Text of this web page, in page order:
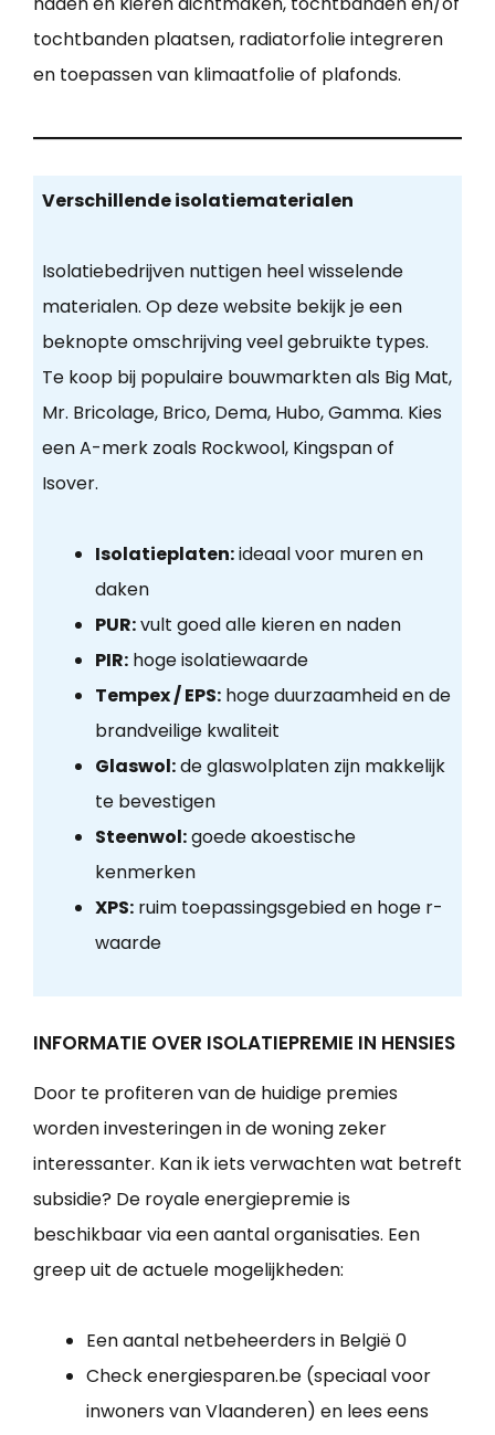
tochtbanden plaatsen, radiatorfolie integreren
en toepassen van klimaatfolie of plafonds.
Verschillende isolatiematerialen
Isolatiebedrijven nuttigen heel wisselende
materialen. Op deze website bekijk je een
beknopte omschrijving veel gebruikte types.
Te koop bij populaire bouwmarkten als Big Mat,
Mr. Bricolage, Brico, Dema, Hubo, Gamma. Kies
een A-merk zoals Rockwool, Kingspan of
Isover.
Isolatieplaten:ideaal voor muren en
daken
PUR:vult goed alle kieren en naden
PIR:hoge isolatiewaarde
Tempex / EPS:hoge duurzaamheid en de
brandveilige kwaliteit
Glaswol:de glaswolplaten zijn makkelijk
te bevestigen
Steenwol:goede akoestische
kenmerken
XPS:ruim toepassingsgebied en hoge r-
waarde
INFORMATIE OVER ISOLATIEPREMIE IN HENSIES
Door te profiteren van de huidige premies
worden investeringen in de woning zeker
interessanter. Kan ik iets verwachten wat betreft
subsidie? De royale energiepremie is
beschikbaar via een aantal organisaties. Een
greep uit de actuele mogelijkheden:
Een aantal netbeheerders in België 0
Check energiesparen.be (speciaal voor
inwoners van Vlaanderen) en lees eens